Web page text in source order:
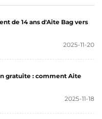
idéal comme
de 14 ans d'Aite Bag vers
2025-11-20
gratuite : comment Aite
2025-11-18